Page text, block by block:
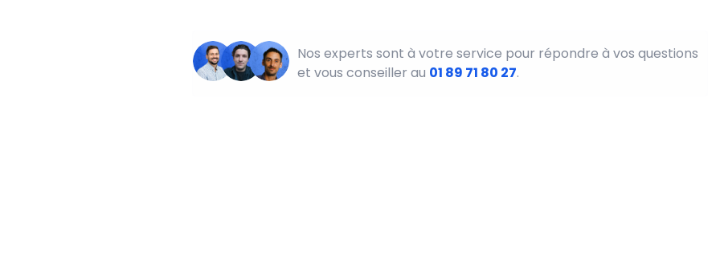
Nos experts sont à votre service pour répondre à vos questions
et vous conseiller au 01 89 71 80 27.